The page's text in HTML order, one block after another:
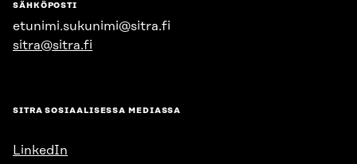
SÄHKÖPOSTI
etunimi.sukunimi@sitra.fi
sitra@sitra.fi
SITRA SOSIAALISESSA MEDIASSA
LinkedIn